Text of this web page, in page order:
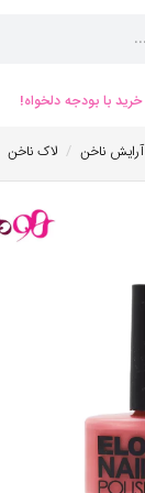
خرید با بودجه دلخواه!
آرایش ناخن / لاک ناخن